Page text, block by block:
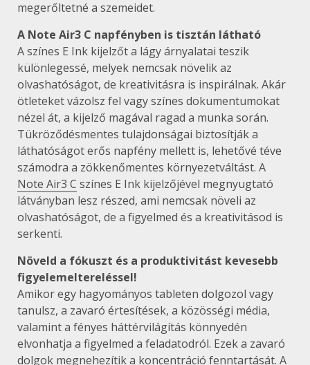
megerőltetné a szemeidet.
A Note Air3 C napfényben is tisztán látható
A színes E Ink kijelzőt a lágy árnyalatai teszik
különlegessé, melyek nemcsak növelik az
olvashatóságot, de kreativitásra is inspirálnak. Akár
ötleteket vázolsz fel vagy színes dokumentumokat
nézel át, a kijelző magával ragad a munka során.
Tükröződésmentes tulajdonságai biztosítják a
láthatóságot erős napfény mellett is, lehetővé téve
számodra a zökkenőmentes környezetváltást. A
Note Air3 C színes E Ink kijelzőjével megnyugtató
látványban lesz részed, ami nemcsak növeli az
olvashatóságot, de a figyelmed és a kreativitásod is
serkenti.
Növeld a fókuszt és a produktivitást kevesebb
figyelemeltereléssel!
Amikor egy hagyományos tableten dolgozol vagy
tanulsz, a zavaró értesítések, a közösségi média,
valamint a fényes háttérvilágítás könnyedén
elvonhatja a figyelmed a feladatodról. Ezek a zavaró
dolgok megnehezítik a koncentráció fenntartását. A